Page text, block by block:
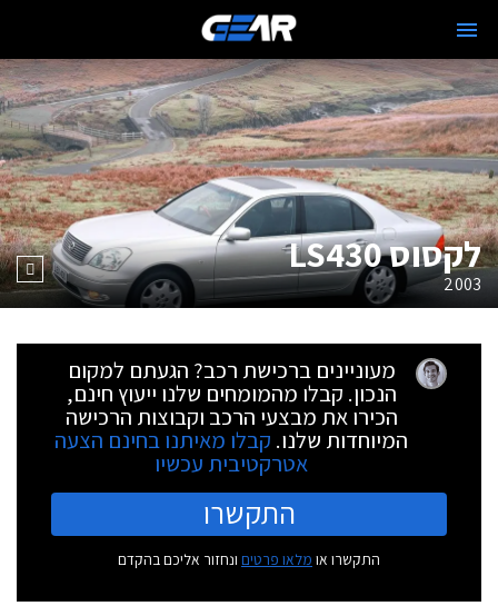
לקסוס LS430
2003
מעוניינים ברכישת רכב? הגעתם למקום
הנכון. קבלו מהמומחים שלנו ייעוץ חינם,
הכירו את מבצעי הרכב וקבוצות הרכישה
המיוחדות שלנו. קבלו מאיתנו בחינם הצעה
אטרקטיבית עכשיו
התקשרו
התקשרו או מלאו פרטים ונחזור אליכם בהקדם